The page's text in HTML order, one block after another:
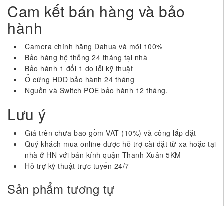
Cam kết bán hàng và bảo
hành
Camera chính hãng Dahua và mới 100%
Bảo hàng hệ thống 24 tháng tại nhà
Bảo hành 1 đổi 1 do lỗi kỹ thuật
Ổ cứng HDD bảo hành 24 tháng
Nguồn và Switch POE bảo hành 12 tháng.
Lưu ý
Giá trên chưa bao gồm VAT (10%) và công lắp đặt
Quý khách mua online được hỗ trợ cài đặt từ xa hoặc tại
nhà ở HN với bán kính quận Thanh Xuân 5KM
Hỗ trợ kỹ thuật trực tuyến 24/7
Sản phẩm tương tự